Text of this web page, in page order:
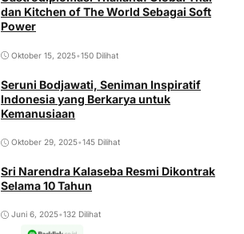
dan Kitchen of The World Sebagai Soft
Power
Oktober 15, 2025•150 Dilihat
Seruni Bodjawati, Seniman Inspiratif
Indonesia yang Berkarya untuk
Kemanusiaan
Oktober 29, 2025•145 Dilihat
Sri Narendra Kalaseba Resmi Dikontrak
Selama 10 Tahun
Juni 6, 2025•132 Dilihat